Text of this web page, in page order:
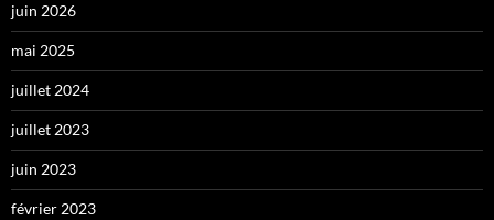
juin 2026
mai 2025
juillet 2024
juillet 2023
juin 2023
février 2023